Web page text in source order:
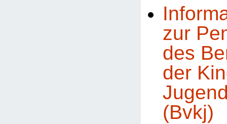
zur
des
der
(Bvkj)